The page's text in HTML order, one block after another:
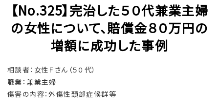
【No.325】完治した５０代兼業主婦
の女性について、賠償金８０万円の
増額に成功した事例
相談者：女性Ｆさん（５０代）
職業：兼業主婦
傷害の内容：外傷性頚部症候群等